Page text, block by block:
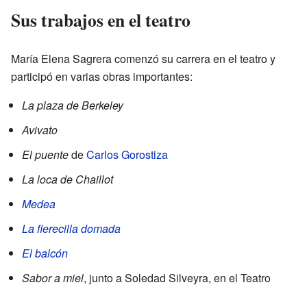
Sus trabajos en el teatro
María Elena Sagrera comenzó su carrera en el teatro y
participó en varias obras importantes:
La plaza de Berkeley
Avivato
El puentedeCarlos Gorostiza
La loca de Chaillot
Medea
La fierecilla domada
El balcón
Sabor a miel, junto a Soledad Silveyra, en el Teatro